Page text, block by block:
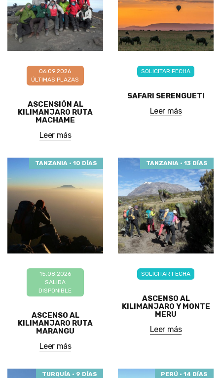
06.09.2026
ÚLTIMAS PLAZAS
ASCENSIÓN AL
KILIMANJARO RUTA
MACHAME
Leer más
SOLICITAR FECHA
SAFARI SERENGUETI
Leer más
TANZANIA · 10 DÍAS
15.08.2026
SALIDA
DISPONIBLE
ASCENSO AL
KILIMANJARO RUTA
MARANGU
Leer más
TANZANIA · 13 DÍAS
SOLICITAR FECHA
ASCENSO AL
KILIMANJARO Y MONTE
MERU
Leer más
TURQUÍA · 9 DÍAS PERÚ · 14 DÍAS